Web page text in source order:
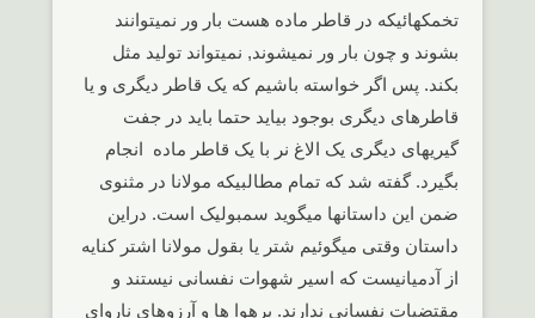
تخمکهائیکه در قاطر ماده هست بار ور نمیتوانند
بشوند و چون بار ور نمیشوند, نمیتواند تولید مثل
بکند. پس اگر خواسته باشیم که یک قاطر دیگری و یا
قاطرهای دیگری بوجود بیاید حتما باید در جفت
گیریهای دیگری یک الاغ نر با یک قاطر ماده انجام
بگیرد. گفته شد که تمام مطالبیکه مولانا در مثنوی
ضمن این داستانها میگوید سمبولیک است. دراین
داستان وقتی میگوئیم شتر یا بقول مولانا اشتر کنایه
از آدمیانیست که اسیر شهوات نفسانی نیستند و
مقتضیات نفسانی ندارند. برهوا ها و آرزوهایِ ناروای